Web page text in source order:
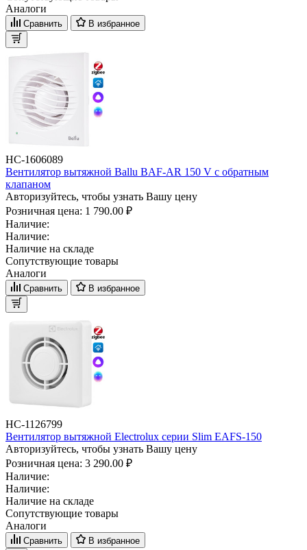
Аналоги
Сравнить В избранное
НС-1606089
Вентилятор вытяжной Ballu BAF-AR 150 V с обратным
клапаном
Авторизуйтесь, чтобы узнать Вашу цену
Розничная цена: 1 790.00 ₽
Наличие:
Наличие:
Наличие на складе
Сопутствующие товары
Аналоги
Сравнить В избранное
НС-1126799
Вентилятор вытяжной Electrolux серии Slim EAFS-150
Авторизуйтесь, чтобы узнать Вашу цену
Розничная цена: 3 290.00 ₽
Наличие:
Наличие:
Наличие на складе
Сопутствующие товары
Аналоги
Сравнить В избранное